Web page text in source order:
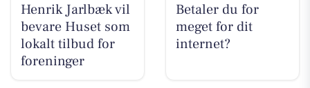
Henrik Jarlbæk vil
bevare Huset som
lokalt tilbud for
foreninger
Betaler du for
meget for dit
internet?